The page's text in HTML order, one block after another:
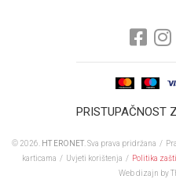
PRISTUPAČNOST
© 2026. HT ERONET . Sva prava pridržana /
karticama / Uvjeti korištenja / Politika
Web dizajn by